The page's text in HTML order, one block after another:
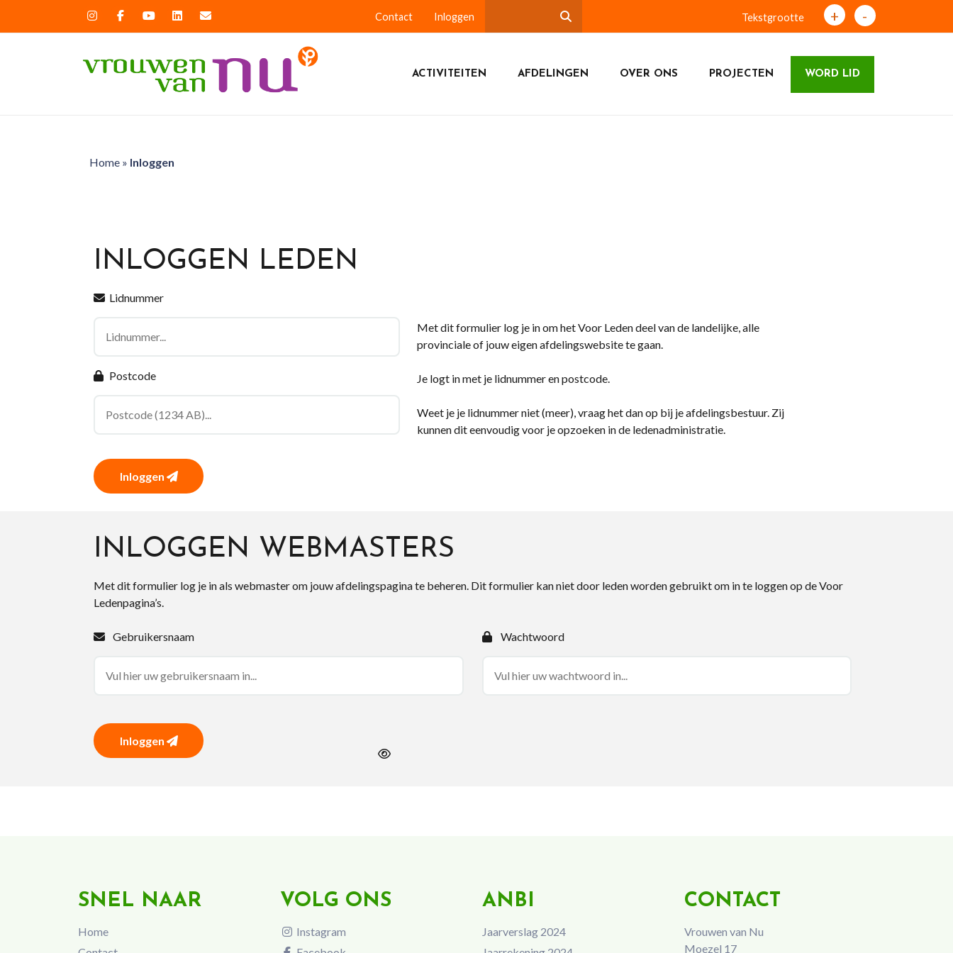
Contact Inloggen Tekstgrootte + -
ACTIVITEITEN AFDELINGEN OVER ONS PROJECTEN WORD LID
Home» Inloggen
INLOGGEN LEDEN
Lidnummer
Postcode
Inloggen
Met dit formulier log je in om het Voor Leden deel van de landelijke, alle
provinciale of jouw eigen afdelingswebsite te gaan.
Je logt in met je lidnummer en postcode.
Weet je je lidnummer niet (meer), vraag het dan op bij je afdelingsbestuur. Zij
kunnen dit eenvoudig voor je opzoeken in de ledenadministratie.
INLOGGEN WEBMASTERS
Met dit formulier log je in als webmaster om jouw afdelingspagina te beheren. Dit formulier kan niet door leden worden gebruikt om in te loggen op de Voor
Ledenpagina’s.
Gebruikersnaam Wachtwoord
Inloggen
SNEL NAAR
Home
VOLG ONS
Instagram
ANBI
Jaarverslag 2024
CONTACT
Vrouwen van Nu
Moezel 17